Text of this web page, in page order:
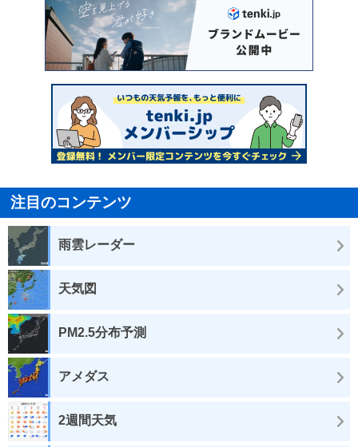
注目のコンテンツ
雨雲レーダー
天気図
PM2.5分布予測
アメダス
2週間天気